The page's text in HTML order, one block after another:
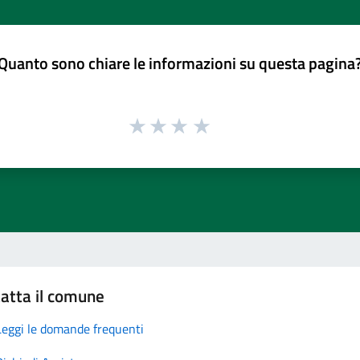
sono chiare le informazioni su questa
il comune
le domande frequenti